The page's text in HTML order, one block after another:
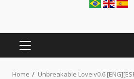
PRIMARY
MENU
Home Unbreakable Love v0.6